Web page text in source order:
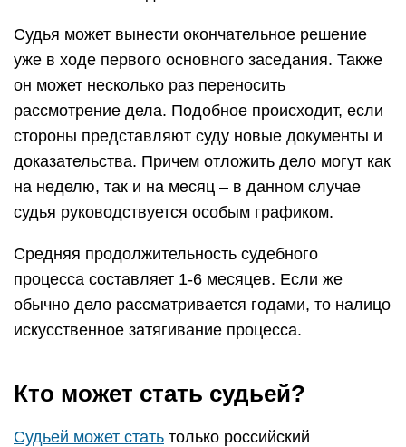
Судья может вынести окончательное решение
уже в ходе первого основного заседания. Также
он может несколько раз переносить
рассмотрение дела. Подобное происходит, если
стороны представляют суду новые документы и
доказательства. Причем отложить дело могут как
на неделю, так и на месяц – в данном случае
судья руководствуется особым графиком.
Средняя продолжительность судебного
процесса составляет 1-6 месяцев. Если же
обычно дело рассматривается годами, то налицо
искусственное затягивание процесса.
Кто может стать судьей?
Судьей может стать только российский